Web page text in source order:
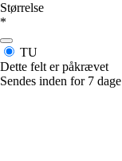
Størrelse
*
TU
Dette felt er påkrævet
Sendes inden for 7 dage